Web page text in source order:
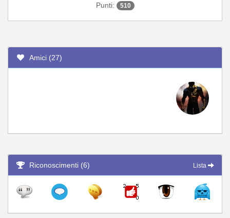
Punti: 510
Amici (27)
Riconoscimenti (6) Lista